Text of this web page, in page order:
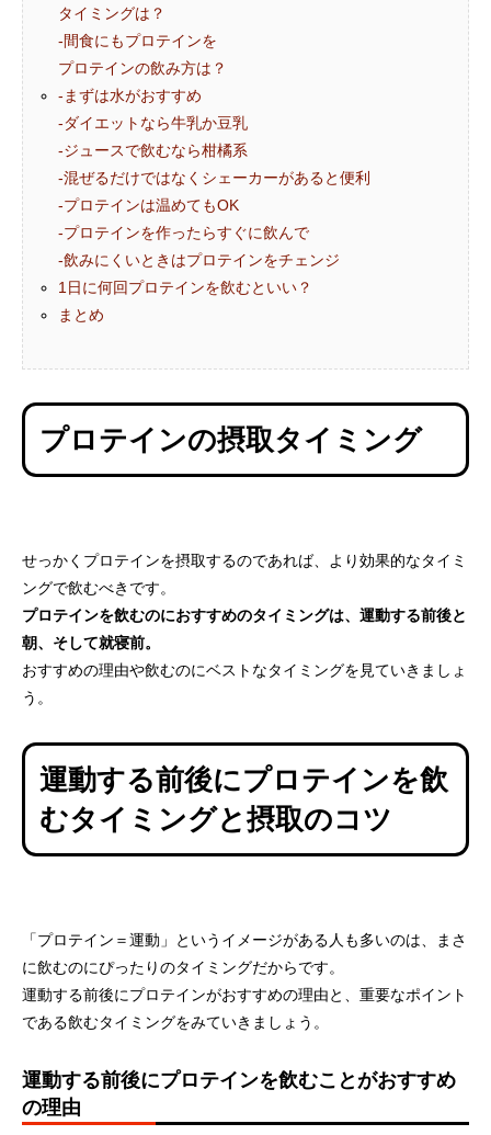
【管理栄養士監修】人工甘味料が気になる
女性が増えている理由｜プロテイン選びが
変わってきている？
プロテインとビタ
由｜筋トレ効果を
山の日に山頂やキャンプ場で食べたい！高
タンパク質配合のマイルーティーン カレー
2022.08.11
昭和レトロで今話
ン」プロテイン
2022.08.05
ガスパチョ風
2026.04.08
コンポタタルタル
2026.04.07
タイミングは？
-間食にもプロテインを
プロテインの飲み方は？
-まずは水がおすすめ
-ダイエットなら牛乳か豆乳
-ジュースで飲むなら柑橘系
-混ぜるだけではなくシェーカーがあると便利
-プロテインは温めてもOK
-プロテインを作ったらすぐに飲んで
-飲みにくいときはプロテインをチェンジ
1日に何回プロテインを飲むといい？
まとめ
プロテインの摂取タイミング
せっかくプロテインを摂取するのであれば、より効果的なタイミ
ングで飲むべきです。
プロテインを飲むのにおすすめのタイミングは、運動する前後と
朝、そして就寝前。
おすすめの理由や飲むのにベストなタイミングを見ていきましょ
う。
運動する前後にプロテインを飲
むタイミングと摂取のコツ
「プロテイン＝運動」というイメージがある人も多いのは、まさ
に飲むのにぴったりのタイミングだからです。
運動する前後にプロテインがおすすめの理由と、重要なポイント
である飲むタイミングをみていきましょう。
運動する前後にプロテインを飲むことがおすすめ
の理由